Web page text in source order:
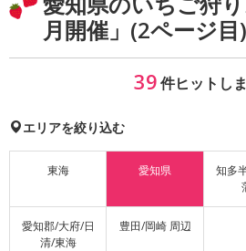
月開催」(2ページ目)
39件ヒットし
エリアを絞り込む
東海 愛知県
知多
愛知郡/大府/日
清/東海
豊田/岡崎 周辺